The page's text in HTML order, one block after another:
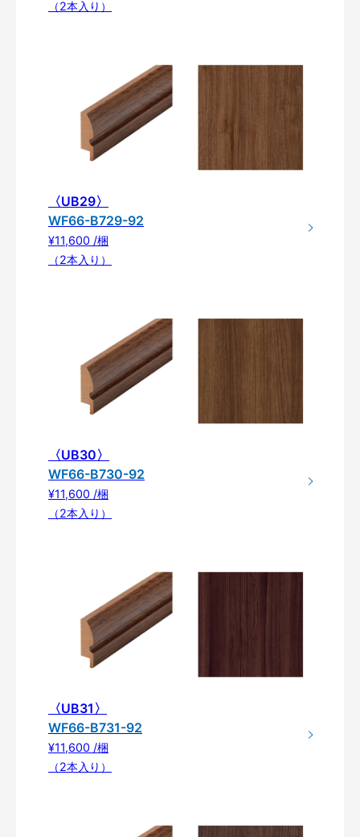
（2本入り）
〈UB29〉
WF66-B729-92
¥11,600 /梱
（2本入り）
〈UB30〉
WF66-B730-92
¥11,600 /梱
（2本入り）
〈UB31〉
WF66-B731-92
¥11,600 /梱
（2本入り）